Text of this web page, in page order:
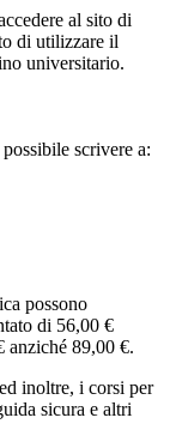
al sito di
di utilizzare il
universitario.
scrivere a:
possono
di 56,00 €
anziché 89,00 €.
inoltre, i corsi per
sicura e altri